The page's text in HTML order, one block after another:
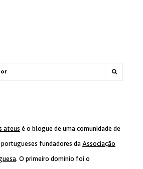
ateus é o blogue de uma comunidade de
fundadores da Associação
. O primeiro domínio foi o